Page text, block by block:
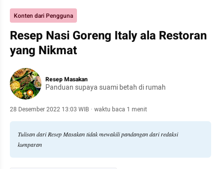
Konten dari Pengguna
Resep Nasi Goreng Italy ala Restoran
yang Nikmat
Resep Masakan
Panduan supaya suami betah di rumah
28 Desember 2022 13:03 WIB · waktu baca 1 menit
Tulisan dari Resep Masakan tidak mewakili pandangan dari redaksi
kumparan